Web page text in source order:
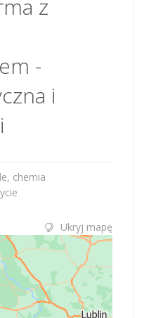
z
-
i
chemia
Ukryj mapę